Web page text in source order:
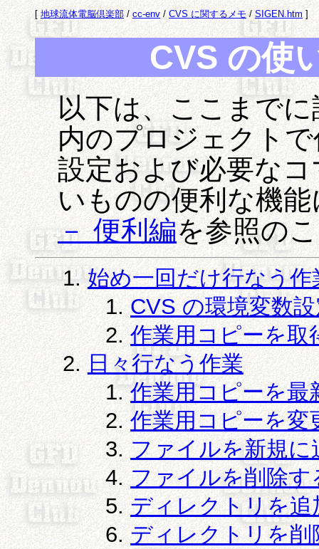
[地球流体電脳倶楽部/ cc-env/CVS に関するメモ/SIGEN.htm]
CVS の使
以下は、ここまで
内のプロジェクト
設定および必要な
いものの便利な機
－ 便利編を参照の
始め一回だけ行なう作
CVS の環境変数
作業用コピーを取
日々行なう作業
作業用コピーを最
作業用コピーを変
ファイルを新規に
ファイルを削除す
ディレクトリを追
ディレクトリを削